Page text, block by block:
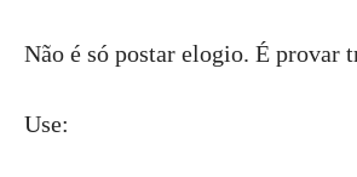
Não é só postar elogio. É provar
Use: